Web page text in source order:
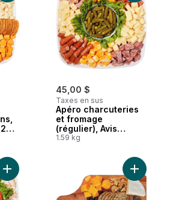
45,00 $
Taxes en sus
Apéro charcuteries
et fromage
(régulier), Avis
minimum de 24
1.59 kg
Ajouter Plateau de viande en tranches
Ajouter